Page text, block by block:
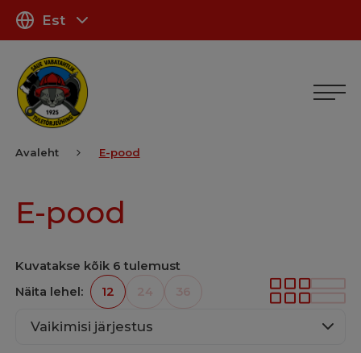
Est
Avaleht E-pood
E-pood
Näita lehel: 12 24 36
Kuvatakse kõik 6 tulemust
Vaikimisi järjestus